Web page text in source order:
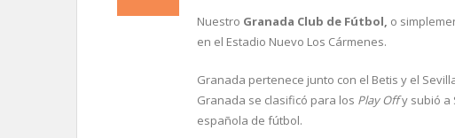
Nuestro Granada Club de Fútbol, o
en el Estadio Nuevo Los Cármenes.
Granada pertenece junto con el Betis y el
Granada se clasificó para los Play Offy subió a
española de fútbol.